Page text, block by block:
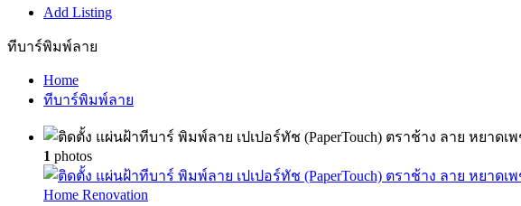
Add Listing
ทีบาร์พิมพ์ลาย
Home
ทีบาร์พิมพ์ลาย
1 photos
Home Renovation